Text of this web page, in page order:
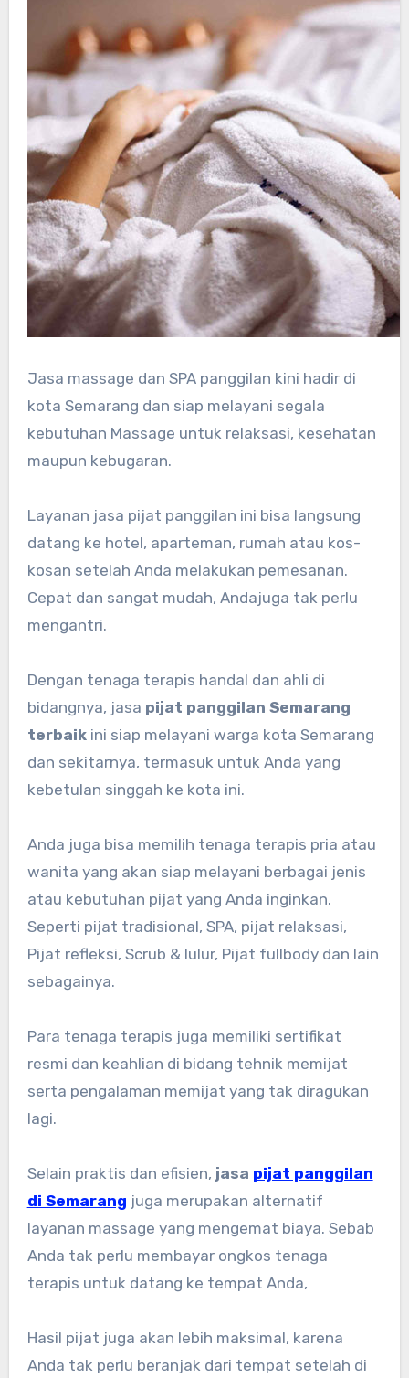
Jasa massage dan SPA panggilan kini hadir di
kota Semarang dan siap melayani segala
kebutuhan Massage untuk relaksasi, kesehatan
maupun kebugaran.
Layanan jasa pijat panggilan ini bisa langsung
datang ke hotel, aparteman, rumah atau kos-
kosan setelah Anda melakukan pemesanan.
Cepat dan sangat mudah, Andajuga tak perlu
mengantri.
Dengan tenaga terapis handal dan ahli di
bidangnya, jasa pijat panggilan Semarang
terbaikini siap melayani warga kota Semarang
dan sekitarnya, termasuk untuk Anda yang
kebetulan singgah ke kota ini.
Anda juga bisa memilih tenaga terapis pria atau
wanita yang akan siap melayani berbagai jenis
atau kebutuhan pijat yang Anda inginkan.
Seperti pijat tradisional, SPA, pijat relaksasi,
Pijat refleksi, Scrub & lulur, Pijat fullbody dan lain
sebagainya.
Para tenaga terapis juga memiliki sertifikat
resmi dan keahlian di bidang tehnik memijat
serta pengalaman memijat yang tak diragukan
lagi.
Selain praktis dan efisien, jasa pijat panggilan
di Semarang juga merupakan alternatif
layanan massage yang mengemat biaya. Sebab
Anda tak perlu membayar ongkos tenaga
terapis untuk datang ke tempat Anda,
Hasil pijat juga akan lebih maksimal, karena
Anda tak perlu beranjak dari tempat setelah di